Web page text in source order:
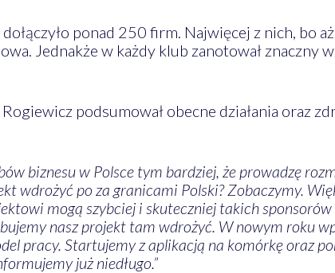
ponad 250 firm. Najwięcej z nich, bo
Jednakże w każdy klub zanotował znaczny
podsumował obecne działania oraz
biznesu w Polsce tym bardziej, że prowadzę
wdrożyć po za granicami Polski? Zobaczymy.
mogą szybciej i skuteczniej takich
nasz projekt tam wdrożyć. W nowym roku
pracy. Startujemy z aplikacją na komórkę oraz
już niedługo.”